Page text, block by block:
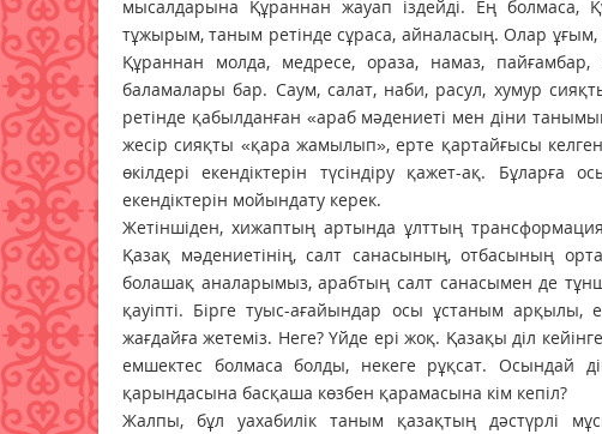
мысалдарына Құраннан жауап іздейді. Ең болмаса,
тұжырым, таным ретінде сұраса, айналасың. Олар ұғым,
Құраннан молда, медресе, ораза, намаз,
баламалары бар. Саум, салат, наби, расул, хумур
ретінде қабылданған «араб мәдениеті мен діни
жесір сияқты «қара жамылып», ерте қартайғысы
өкілдері екендіктерін түсіндіру қажет-ақ. Бұларға
екендіктерін мойындату керек.
Жетіншіден, хижаптың артында ұлттың
Қазақ мәдениетінің, салт санасының, отбасының
болашақ аналарымыз, арабтың салт санасымен де
қауіпті. Бірге туыс-ағайындар осы ұстаным
жағдайға жетеміз. Неге? Үйде ері жоқ. Қазақы діл
емшектес болмаса болды, некеге рұқсат. Осындай
қарындасына басқаша көзбен қарамасына кім кепіл?
Жалпы, бұл уахабилік таным қазақтың дәстүрлі